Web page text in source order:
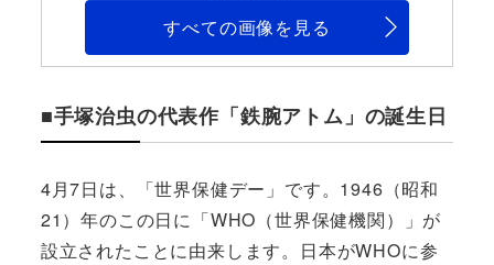
すべての画像を見る
■手塚治虫の代表作「鉄腕アトム」の誕生日
4月7日は、「世界保健デー」です。1946（昭和
21）年のこの日に「WHO（世界保健機関）」が
設立されたことに由来します。日本がWHOに参